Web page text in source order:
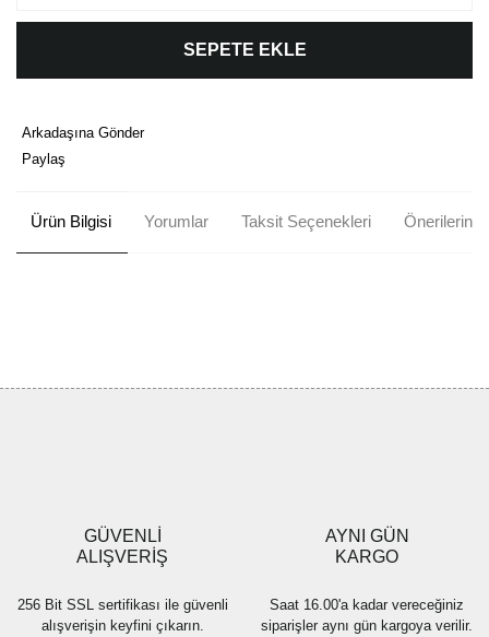
SEPETE EKLE
Arkadaşına Gönder
Paylaş
Ürün Bilgisi Yorumlar Taksit Seçenekleri Önerileriniz
Ürün fiyatı diğer sitelerden daha pahalı.
Bu ürüne benzer farklı alternatifler olmalı.
GÜVENLİ
ALIŞVERİŞ
256 Bit SSL sertifikası ile güvenli
alışverişin keyfini çıkarın.
AYNI GÜN
KARGO
Saat 16.00'a kadar vereceğiniz
siparişler aynı gün kargoya verilir.